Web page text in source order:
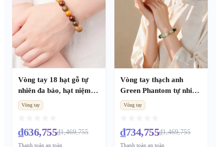
Vòng tay 18 hạt gỗ tự
nhiên đa bảo, hạt niệm
phật văn chơi cho cả
nam nữ
Vòng tay
₫636,755₫1,469,755
Thanh toán an toàn
Vòng tay thạch anh
Green Phantom tự nhiên
ngũ hành kim thủy hỏa
thổ thu tài chuyển vận
Vòng tay
₫734,755₫1,469,755
Thanh toán an toàn